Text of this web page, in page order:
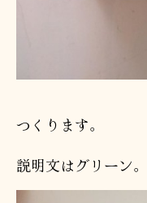
つくります。
説明文はグリーン。